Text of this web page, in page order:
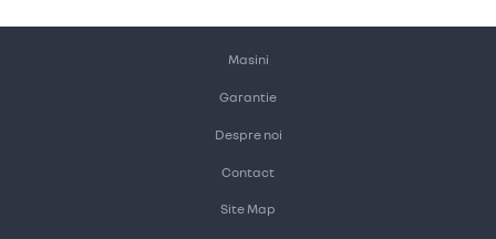
Masini
Garantie
Despre noi
Contact
Site Map